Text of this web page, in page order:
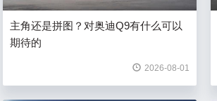
主角还是拼图？对奥迪Q9有什么可以
期待的
2026-08-01